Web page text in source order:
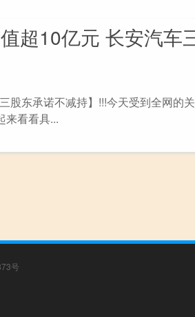
超10亿元 长安汽车
股东承诺不减持】!!!今天受到全网的
来看看具...
号